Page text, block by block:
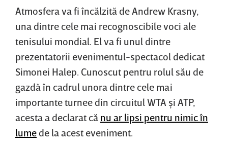
Atmosfera va fi încălzită de Andrew Krasny,
una dintre cele mai recognoscibile voci ale
tenisului mondial. El va fi unul dintre
prezentatorii evenimentul-spectacol dedicat
Simonei Halep. Cunoscut pentru rolul său de
gazdă în cadrul unora dintre cele mai
importante turnee din circuitul WTA şi ATP,
acesta a declarat că nu ar lipsi pentru nimic în
lume de la acest eveniment.